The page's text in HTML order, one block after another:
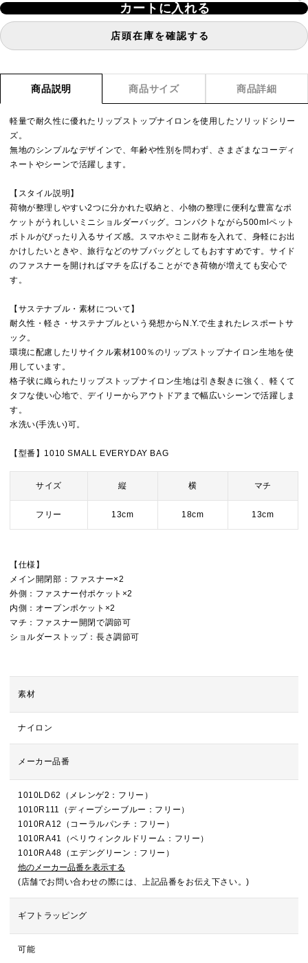
カートに入れる
店頭在庫を確認する
商品説明 商品サイズ 商品詳細
軽量で耐久性に優れたリップストップナイロンを使用したソリッドシリー
ズ。
無地のシンプルなデザインで、年齢や性別を問わず、さまざまなコーディ
ネートやシーンで活躍します。
【スタイル説明】
荷物が整理しやすい2つに分かれた収納と、小物の整理に便利な豊富なポ
ケットがうれしいミニショルダーバッグ。コンパクトながら500mlペット
ボトルがぴったり入るサイズ感。スマホやミニ財布を入れて、身軽にお出
かけしたいときや、旅行などのサブバッグとしてもおすすめです。サイド
のファスナーを開ければマチを広げることができ荷物が増えても安心で
す。
【サステナブル・素材について】
耐久性・軽さ・サステナブルという発想からN.Y.で生まれたレスポートサ
ック。
環境に配慮したリサイクル素材100％のリップストップナイロン生地を使
用しています。
格子状に織られたリップストップナイロン生地は引き裂きに強く、軽くて
タフな使い心地で、デイリーからアウトドアまで幅広いシーンで活躍しま
す。
水洗い(手洗い)可。
【型番】1010 SMALL EVERYDAY BAG
サイズ 縦 横 マチ
フリー 13cm 18cm 13cm
【仕様】
メイン開閉部：ファスナー×2
外側：ファスナー付ポケット×2
内側：オープンポケット×2
マチ：ファスナー開閉で調節可
ショルダーストップ：長さ調節可
素材
ナイロン
メーカー品番
1010LD62（メレンゲ2：フリー）
1010R111（ディープシーブルー：フリー）
1010RA12（コーラルパンチ：フリー）
1010RA41（ペリウィンクルドリーム：フリー）
1010RA48（エデングリーン：フリー）
他のメーカー品番を表示する
(店舗でお問い合わせの際には、上記品番をお伝え下さい。)
ギフトラッピング
可能